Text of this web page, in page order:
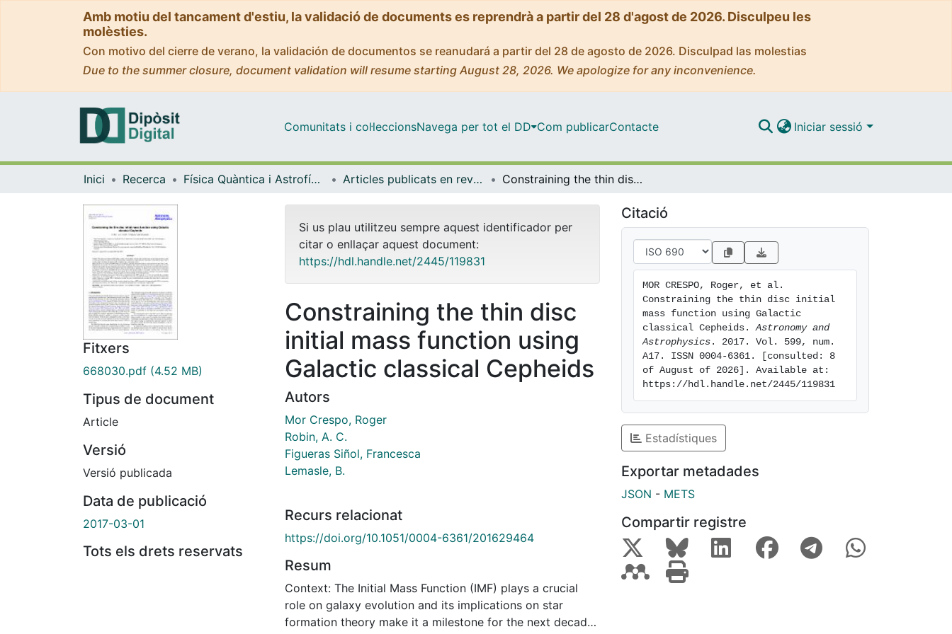
Amb motiu del tancament d'estiu, la validació de documents es reprendrà a partir del 28 d'agost de 2026. Disculpeu les
molèsties.
Con motivo del cierre de verano, la validación de documentos se reanudará a partir del 28 de agosto de 2026. Disculpad las molestias
Due to the summer closure, document validation will resume starting August 28, 2026. We apologize for any inconvenience.
Comunitats i col·leccionsNavega per tot el DD Com publicarContacte Iniciar sessió
Inici Recerca Física Quàntica i Astrofísica Articles publicats en revistes (Física Quàntica i Astrofísica) Constraining the thin disc initial mass function using Galactic classical Cepheids
Fitxers
668030.pdf (4.52 MB)
Tipus de document
Article
Versió
Versió publicada
Data de publicació
2017-03-01
Tots els drets reservats
Si us plau utilitzeu sempre aquest identificador per
citar o enllaçar aquest document:
https://hdl.handle.net/2445/119831
Constraining the thin disc
initial mass function using
Galactic classical Cepheids
Autors
Mor Crespo, Roger
Robin, A. C.
Figueras Siñol, Francesca
Lemasle, B.
Recurs relacionat
https://doi.org/10.1051/0004-6361/201629464
Resum
Context: The Initial Mass Function (IMF) plays a crucial
role on galaxy evolution and its implications on star
formation theory make it a milestone for the next decade.
Citació
MOR CRESPO, Roger, et al.
Constraining the thin disc initial
mass function using Galactic
classical Cepheids. Astronomy and
Astrophysics . 2017. Vol. 599, num.
A17. ISSN 0004-6361. [consulted: 8
of August of 2026]. Available at:
https://hdl.handle.net/2445/119831
Estadístiques
Exportar metadades
JSON - METS
Compartir registre